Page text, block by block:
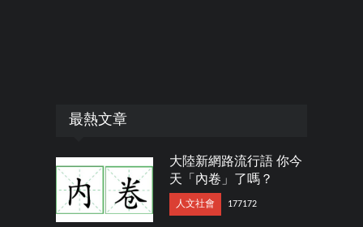
最熱文章
大陸新網路流行語 你今
天「內卷」了嗎？
人文社會 177172